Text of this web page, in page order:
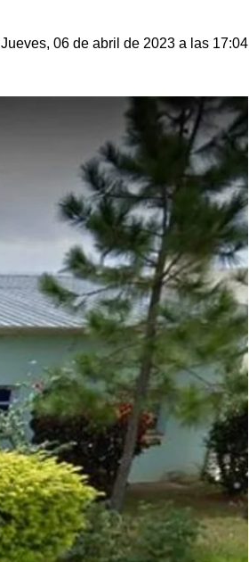
Jueves, 06 de abril de 2023 a las 17:04